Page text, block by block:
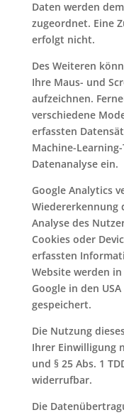
Daten werden
zugeordnet. Eine
erfolgt nicht.
Des Weiteren
Ihre Maus- und
aufzeichnen.
verschiedene
erfassten
Machine-
Datenanalyse ein.
Google Analytics
Wiedererkennung
Analyse des
Cookies oder
erfassten
Website werden
Google in den
gespeichert.
Die Nutzung
Ihrer Einwilligung
und § 25 Abs. 1
widerrufbar.
Die